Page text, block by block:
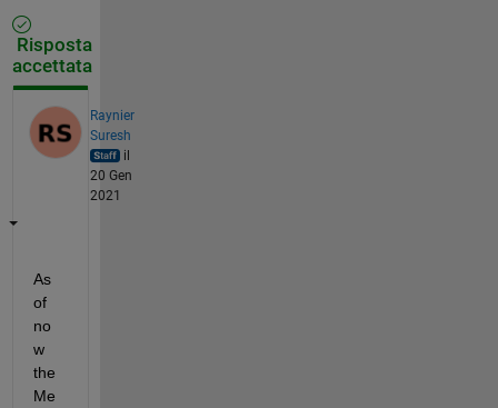
Risposta
accettata
Raynier
Suresh
il
20 Gen
2021
As
of
no
w
the
Me